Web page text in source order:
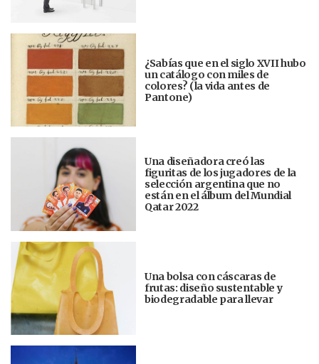
¿Sabías que en el siglo XVII hubo
un catálogo con miles de
colores? (la vida antes de
Pantone)
Una diseñadora creó las
figuritas de los jugadores de la
selección argentina que no
están en el álbum del Mundial
Qatar 2022
Una bolsa con cáscaras de
frutas: diseño sustentable y
biodegradable para llevar